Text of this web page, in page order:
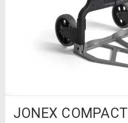
JONEX COMPACT